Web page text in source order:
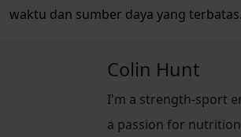
waktu dan sumber daya yang terbatas.
Colin Hunt
I'm a strength-sport
a passion for